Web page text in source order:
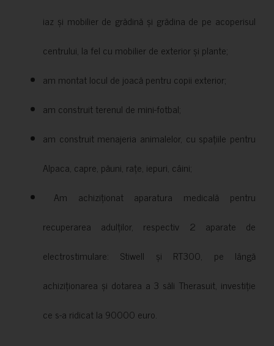
iaz și mobilier de grădină și grădina de pe acoperisul
centrului, la fel cu mobilier de exterior și plante;
am montat locul de joacă pentru copii exterior;
am construit terenul de mini-fotbal;
am construit menajeria animalelor, cu spațiile pentru
Alpaca, capre, păuni, rațe, iepuri, câini;
Am achiziționat aparatura medicală pentru
recuperarea adulților, respectiv 2 aparate de
electrostimulare: Stiwell și RT300, pe lângă
achiziționarea și dotarea a 3 săli Therasuit, investiție
ce s-a ridicat la 90000 euro.